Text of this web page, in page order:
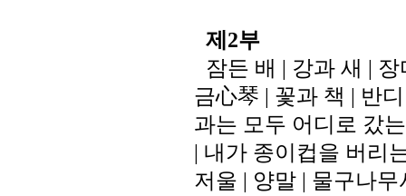
제2부
잠든 배 강과새
장
금心琴 꽃과 책
반디
과는 모두 어디로 갔
내가 종이컵을 버리
저울
양말 물구나무